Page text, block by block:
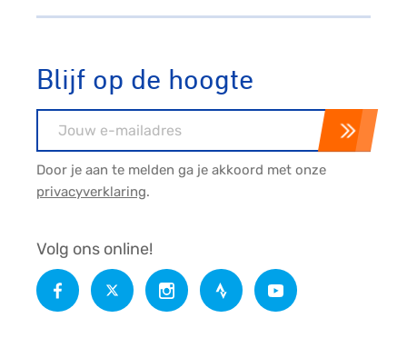
Blijf op de hoogte
Door je aan te melden ga je akkoord met onze
privacyverklaring.
Volg ons online!